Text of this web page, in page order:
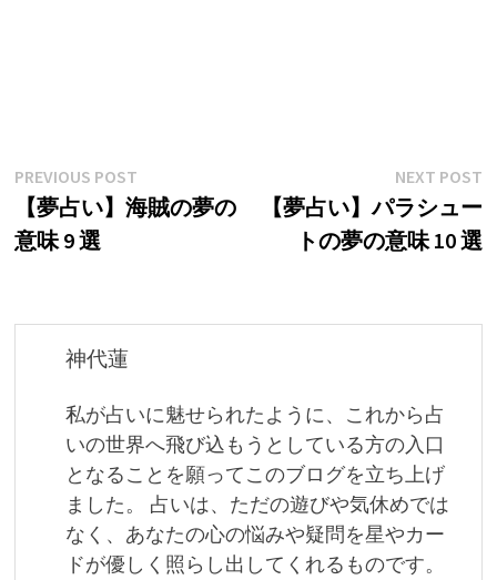
投
稿
ナ
PREVIOUS POSTPrevious
post:
【夢占い】海賊の夢の
意味 9 選
NEXT POST
【夢占い】パラシュー
トの夢の意味 10 選
神代蓮
私が占いに魅せられたように、これから占
いの世界へ飛び込もうとしている方の入口
となることを願ってこのブログを立ち上げ
ました。 占いは、ただの遊びや気休めでは
なく、あなたの心の悩みや疑問を星やカー
ドが優しく照らし出してくれるものです。